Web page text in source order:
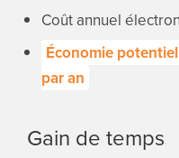
Coût annuel
Économie
par an
Gain de temps